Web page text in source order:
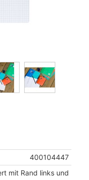
400104447
mit Rand links und